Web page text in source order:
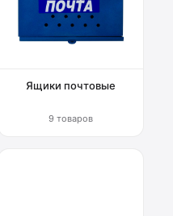
Ящики почтовые
9 товаров